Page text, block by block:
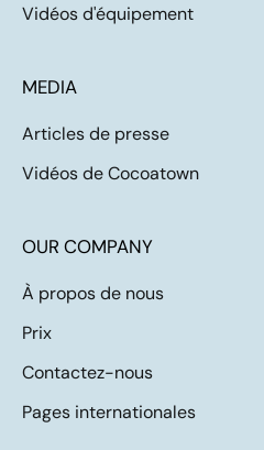
Vidéos d'équipement
MEDIA
Articles de presse
Vidéos de Cocoatown
OUR COMPANY
À propos de nous
Prix
Contactez-nous
Pages internationales